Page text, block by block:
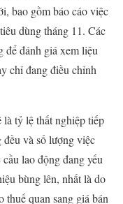
bao gồm báo cáo việc
dùng tháng 11. Các
để đánh giá xem liệu
chỉ đang điều chỉnh
tỷ lệ thất nghiệp tiếp
và số lượng việc
lao động đang yếu
bùng lên, nhất là do
thuế quan sang giá bán